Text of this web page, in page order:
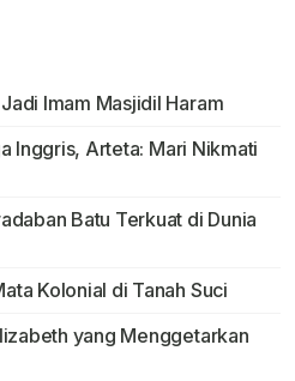
Imam Masjidil Haram
Inggris, Arteta: Mari Nikmati
Batu Terkuat di Dunia
Kolonial di Tanah Suci
yang Menggetarkan